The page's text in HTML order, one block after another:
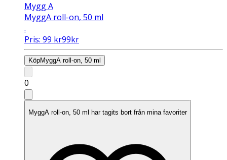
Mygg A
MyggA roll-on, 50 ml
.
Pris: 99 kr99kr
KöpMyggA roll-on, 50 ml
0
MyggA roll-on, 50 ml har tagits bort från mina favoriter